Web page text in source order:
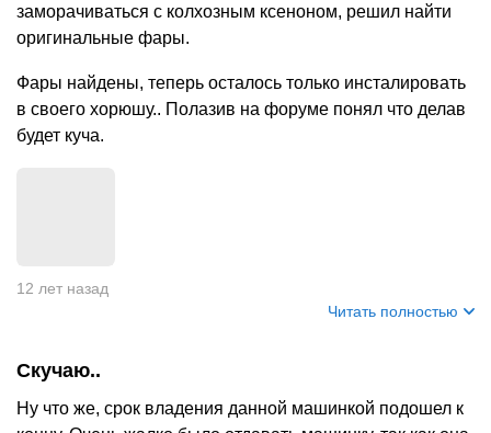
заморачиваться с колхозным ксеноном, решил найти
оригинальные фары.
Фары найдены, теперь осталось только инсталировать
в своего хорюшу.. Полазив на форуме понял что делав
будет куча.
12 лет назад
Читать полностью
Скучаю..
Ну что же, срок владения данной машинкой подошел к